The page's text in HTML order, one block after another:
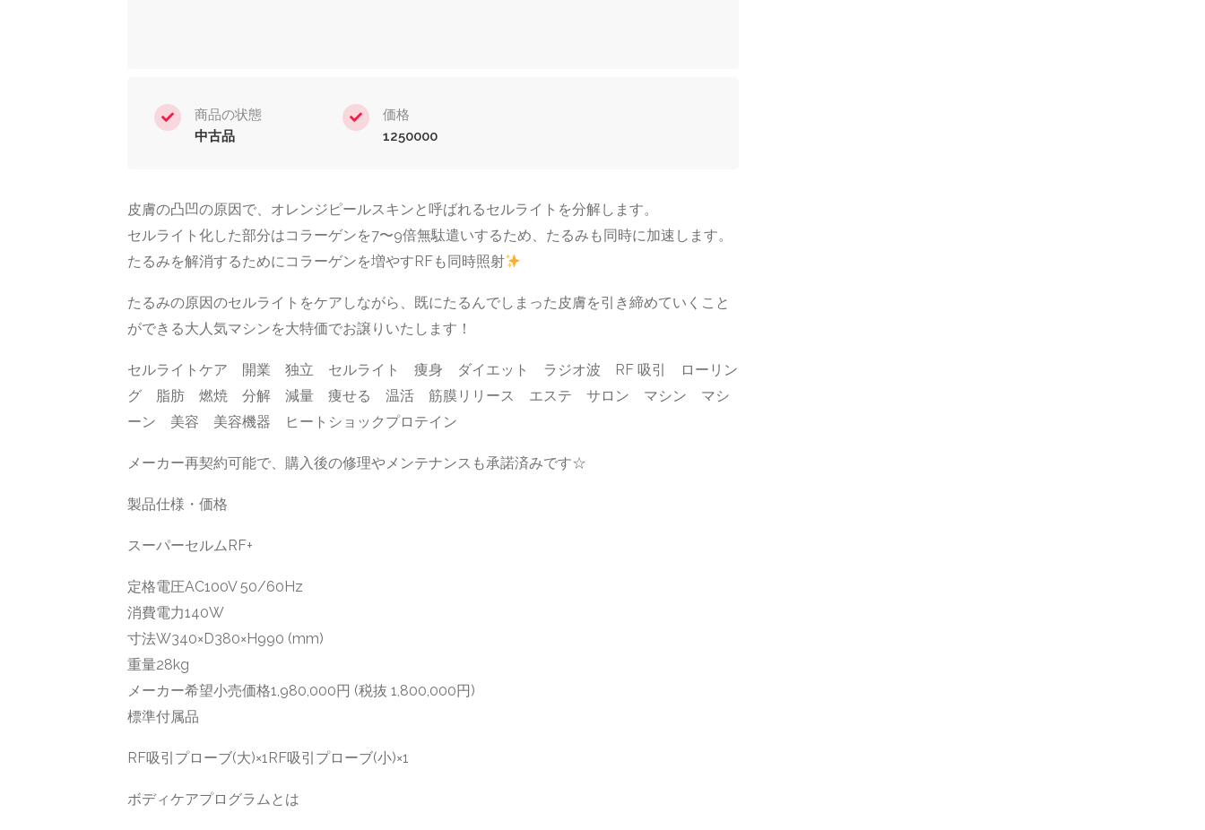
商品の状態
中古品
価格
1250000
皮膚の凸凹の原因で、オレンジピールスキンと呼ばれるセルライトを分解します。
セルライト化した部分はコラーゲンを7〜9倍無駄遣いするため、たるみも同時に加速します。
たるみを解消するためにコラーゲンを増やすRFも同時照射
たるみの原因のセルライトをケアしながら、既にたるんでしまった皮膚を引き締めていくこと
ができる大人気マシンを大特価でお譲りいたします！
セルライトケア 開業 独立 セルライト 痩身 ダイエット ラジオ波 RF 吸引 ローリン
グ 脂肪 燃焼 分解 減量 痩せる 温活 筋膜リリース エステ サロン マシン マシ
ーン 美容 美容機器 ヒートショックプロテイン
メーカー再契約可能で、購入後の修理やメンテナンスも承諾済みです☆
製品仕様・価格
スーパーセルムRF+
定格電圧AC100V 50/60Hz
消費電力140W
寸法W340×D380×H990 (mm)
重量28kg
メーカー希望小売価格1,980,000円 (税抜 1,800,000円)
標準付属品
RF吸引プローブ(大)×1RF吸引プローブ(小)×1
ボディケアプログラムとは